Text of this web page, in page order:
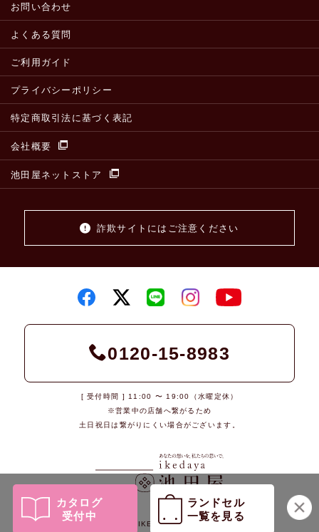
カタログ
受付中
ランドセル
一覧を見る
お問い合わせ
よくある質問
ご利用ガイド
プライバシーポリシー
特定商取引法に基づく表記
会社概要
池田屋ネットストア
詐欺サイトにはご注意ください
0120-15-8983
[ 受付時間 ] 11:00 〜 19:00（水曜定休）
※営業中の店舗へ繋がるため
土日祝日は繋がりにくい場合がございます。
© 2026 IKEDAYA Co., Ltd.